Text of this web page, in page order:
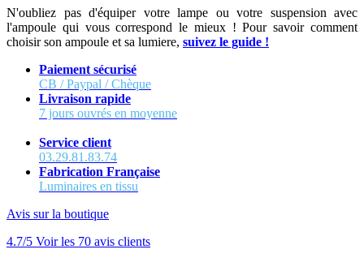
N'oubliez pas d'équiper votre lampe ou votre suspension avec
l'ampoule qui vous correspond le mieux ! Pour savoir comment
choisir son ampoule et sa lumiere, suivez le guide !
Paiement sécurisé
CB / Paypal / Chèque
Livraison rapide
7 jours ouvrés en moyenne
Service client
03.29.81.83.74
Fabrication Française
Luminaires en tissu
Avis sur la boutique
4.7/5 Voir les 70 avis clients